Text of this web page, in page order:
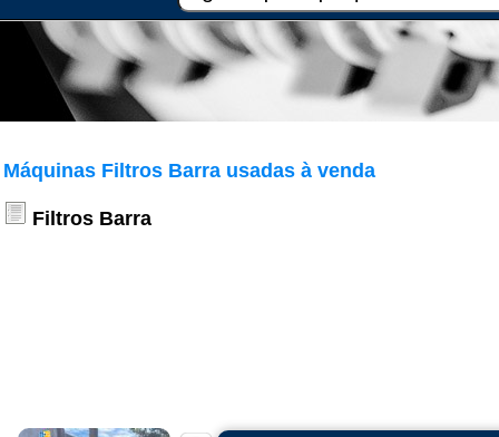
Máquinas Filtros Barra usadas à venda
Filtros Barra